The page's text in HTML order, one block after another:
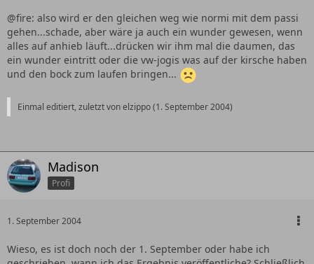
@fire: also wird er den gleichen weg wie normi mit dem passi
gehen...schade, aber wäre ja auch ein wunder gewesen, wenn
alles auf anhieb läuft...drücken wir ihm mal die daumen, das
ein wunder eintritt oder die vw-jogis was auf der kirsche haben
und den bock zum laufen bringen...
Einmal editiert, zuletzt von elzippo (1. September 2004)
Madison
Profi
1. September 2004
Wieso, es ist doch noch der 1. September oder habe ich